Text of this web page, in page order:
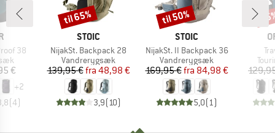
38
€
+2
(4)
MÆRKE
STOIC
Artikel
NijakSt. Backpack 28
Produktgruppe
Vandrerygsæk
Pris
139,95 € Nedsat pris
fra 48,98 €
3,9(10)
Rabat
til 65%
MÆRKE
STOIC
Artikel
NijakSt. II Backpack 36
Produktgruppe
Vandrerygsæk
Pris
169,95 € Nedsat pris
fra 84,98 €
5,0(1 )
Rabat
til 50%